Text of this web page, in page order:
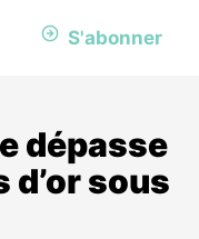
S'abonner
dépasse
d’or sous